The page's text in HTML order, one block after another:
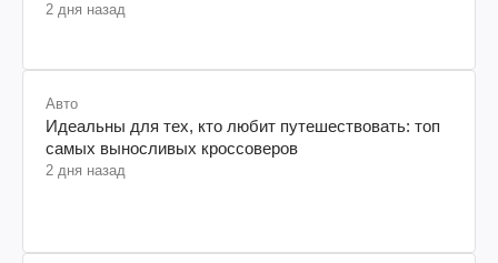
2 дня назад
Авто
Идеальны для тех, кто любит путешествовать: топ
самых выносливых кроссоверов
2 дня назад